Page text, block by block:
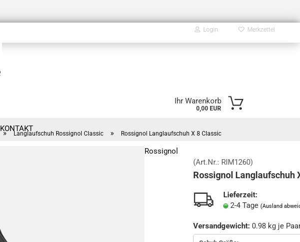
Login Merkzettel
Ihr Warenkorb
0,00 EUR
KONTAKT
» Langlaufschuh Rossignol Classic » Rossignol Langlaufschuh X 8 Classic
Rossignol
(Art.Nr.: RIM1260)
Rossignol Langlaufschuh
Lieferzeit:
2-4 Tage (Ausland
Versandgewicht: 0.98 kg je